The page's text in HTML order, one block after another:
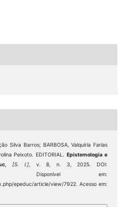
Silva Barros; BARBOSA, Valquíria Farias
Peixoto. EDITORIAL.Epistemologia e
, [S. l.], v. 8, n. 3, 2025. DOI:
Disponível em:
epeduc/article/view/7922. Acesso em: